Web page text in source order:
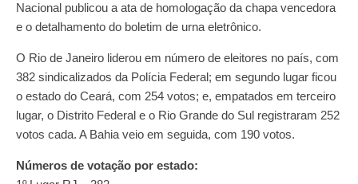
Nacional publicou a ata de homologação da chapa vencedora
e o detalhamento do boletim de urna eletrônico.
O Rio de Janeiro liderou em número de eleitores no país, com
382 sindicalizados da Polícia Federal; em segundo lugar ficou
o estado do Ceará, com 254 votos; e, empatados em terceiro
lugar, o Distrito Federal e o Rio Grande do Sul registraram 252
votos cada. A Bahia veio em seguida, com 190 votos.
Números de votação por estado: